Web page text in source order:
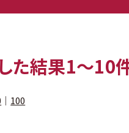
た結果1〜10
｜ 100